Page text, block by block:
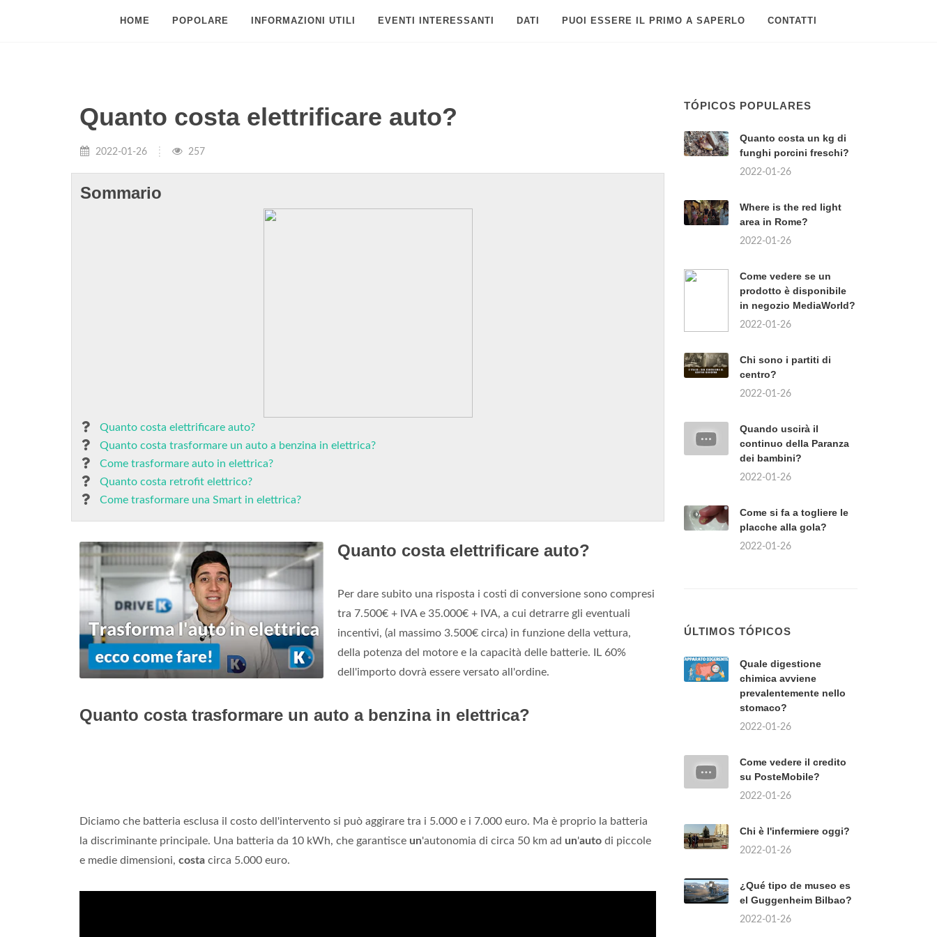
HOME POPOLARE INFORMAZIONI UTILI EVENTI INTERESSANTI DATI PUOI ESSERE IL PRIMO A SAPERLO CONTATTI
Quanto costa elettrificare auto?
2022-01-26 257
Sommario
Quanto costa elettrificare auto?
Quanto costa trasformare un auto a benzina in elettrica?
Come trasformare auto in elettrica?
Quanto costa retrofit elettrico?
Come trasformare una Smart in elettrica?
Quanto costa elettrificare auto?
Per dare subito una risposta i costi di conversione sono compresi
tra 7.500€ + IVA e 35.000€ + IVA, a cui detrarre gli eventuali
incentivi, (al massimo 3.500€ circa) in funzione della vettura,
della potenza del motore e la capacità delle batterie. IL 60%
dell'importo dovrà essere versato all'ordine.
Quanto costa trasformare un auto a benzina in elettrica?
Diciamo che batteria esclusa il costo dell'intervento si può aggirare tra i 5.000 e i 7.000 euro. Ma è proprio la batteria
la discriminante principale. Una batteria da 10 kWh, che garantisce un'autonomia di circa 50 km ad un'auto di piccole
e medie dimensioni, costa circa 5.000 euro.
TÓPICOS POPULARES
Quanto costa un kg di
funghi porcini freschi?
2022-01-26
Where is the red light
area in Rome?
2022-01-26
Come vedere se un
prodotto è disponibile
in negozio MediaWorld?
2022-01-26
Chi sono i partiti di
centro?
2022-01-26
Quando uscirà il
continuo della Paranza
dei bambini?
2022-01-26
Come si fa a togliere le
placche alla gola?
2022-01-26
ÚLTIMOS TÓPICOS
Quale digestione
chimica avviene
prevalentemente nello
stomaco?
2022-01-26
Come vedere il credito
su PosteMobile?
2022-01-26
Chi è l'infermiere oggi?
2022-01-26
¿Qué tipo de museo es
el Guggenheim Bilbao?
2022-01-26